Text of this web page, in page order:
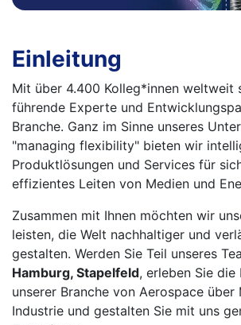
Einleitung
Mit über 4.400 Kolleg*innen weltweit
führende Experte und
Branche. Ganz im Sinne unseres
"managing flexibility" bieten wir
Produktlösungen und Services für
effizientes Leiten von Medien und
Zusammen mit Ihnen möchten wir
leisten, die Welt nachhaltiger und
gestalten. Werden Sie Teil unseres
Hamburg, Stapelfeld, erleben Sie die
unserer Branche von Aerospace
Industrie und gestalten Sie mit uns